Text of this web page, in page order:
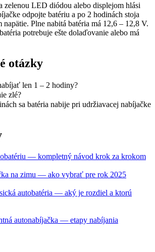
zelenou LED diódou alebo displejom hlási
odpojte batériu a po 2 hodinách stoja
napätie. Plne nabitá batéria má 12,6 – 12,8 V.
potrebuje ešte dolaďovanie alebo má
otázky
len 1 – 2 hodiny?
zlé?
sa batéria nabije pri udržiavacej nabíjačke
— kompletný návod krok za krokom
na zimu — ako vybrať pre rok 2025
autobatéria — aký je rozdiel a ktorú
autonabíjačka — etapy nabíjania